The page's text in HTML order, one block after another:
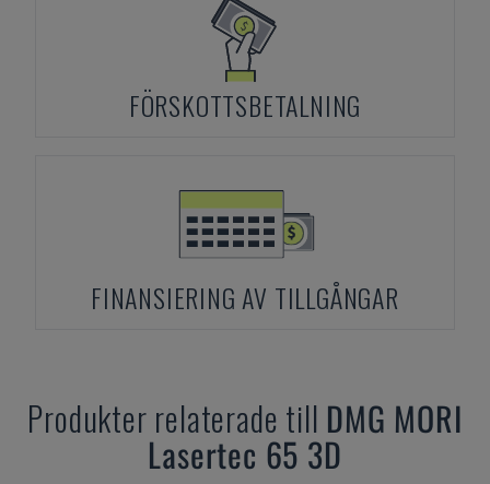
FÖRSKOTTSBETALNING
FINANSIERING AV TILLGÅNGAR
Produkter relaterade till DMG MORI
Lasertec 65 3D